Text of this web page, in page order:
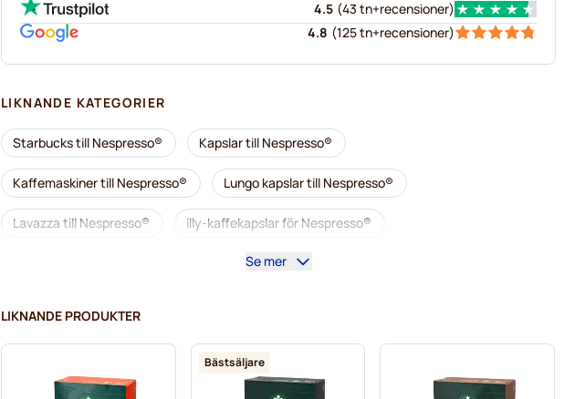
4.5 (43 tn+recensioner)
4.8 (125 tn+recensioner)
LIKNANDE KATEGORIER
Starbucks till Nespresso® Kapslar till Nespresso®
Kaffemaskiner till Nespresso® Lungo kapslar till Nespresso®
Lavazza till Nespresso® illy-kaffekapslar för Nespresso®
Café Royal-kaffekapslar för Nespresso® Tillbehör till Nespresso®
L'OR-kaffekapslar för Nespresso® Segafredo-kaffekapslar för Nespresso®
Café René-kaffekapslar för Nespresso® Caffè Borbone för Nespresso®
Se mer
LIKNANDE PRODUKTER
Bästsäljare